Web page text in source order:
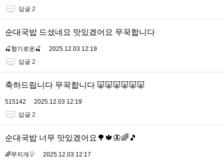
답글 2
순대국밥 드셨네요 맛있겠어요 무꾹합니다
🍒향기로운🍒
2025.12.03 12:19
답글 2
축하드립니다 무꾹합니다 🐷🐷🐷🐷🐷🐷
515142
2025.12.03 12:19
답글 2
순대국밥 너무 맛있겠어요🌳🍁🦋🌈🎵
🌈무지개🎈
2025.12.03 12:17